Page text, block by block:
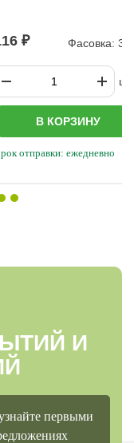
Фасовка: 3
шт.
В КОРЗИНУ
отправки: ежедневно
И
первыми